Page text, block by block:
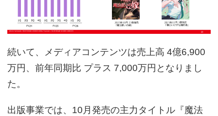
続いて、メディアコンテンツは売上高 4億6,900
万円、前年同期比 プラス 7,000万円となりまし
た。
出版事業では、10月発売の主力タイトル『魔法